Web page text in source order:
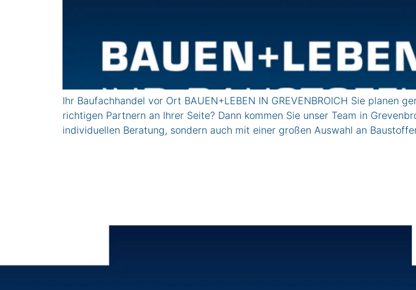
Ihr Baufachhandel vor Ort BAUEN+LEBEN IN GREVENBROICH Sie planen
richtigen Partnern an Ihrer Seite? Dann kommen Sie unser Team in
individuellen Beratung, sondern auch mit einer großen Auswahl an